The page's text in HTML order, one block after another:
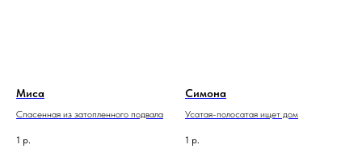
Миса
Спасенная из затопленного подвала
1 р.
Симона
Усатая-полосатая ищет дом
1 р.